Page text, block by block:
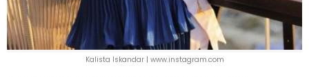
Kalista Iskandar | www.instagram.com